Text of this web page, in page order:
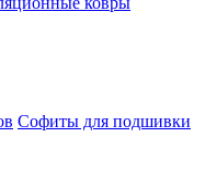
Софиты для подшивки